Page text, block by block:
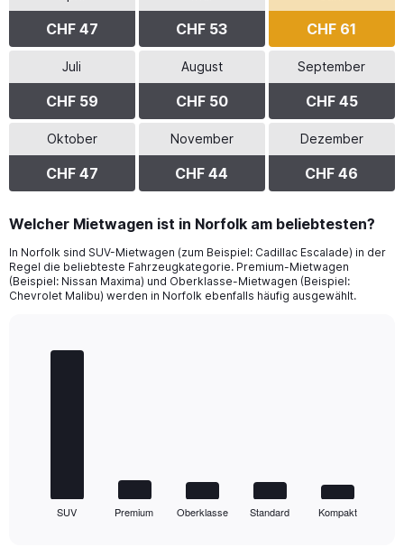
CHF 47 CHF 53 CHF 61
Juli
CHF 59
August
CHF 50
September
CHF 45
Oktober
CHF 47
November
CHF 44
Dezember
CHF 46
Welcher Mietwagen ist in Norfolk am beliebtesten?
In Norfolk sind SUV-Mietwagen (zum Beispiel: Cadillac Escalade) in der
Regel die beliebteste Fahrzeugkategorie. Premium-Mietwagen
(Beispiel: Nissan Maxima) und Oberklasse-Mietwagen (Beispiel:
Chevrolet Malibu) werden in Norfolk ebenfalls häufig ausgewählt.
SUV Premium Oberklasse Standard Kompakt